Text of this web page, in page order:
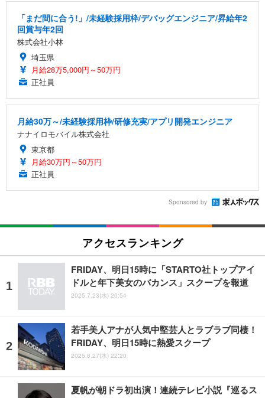
「まだ間に合う!」/未経験採用枠/デバッグエンジニア/昇給年2
回賞与年2回
株式会社小林
埼玉県
月給28万5,000円～50万円
正社員
月給30万～/未経験採用枠/研修充実/アプリ開発エンジニア
ナナイロモバイル株式会社
東京都
月給30万円～50万円
正社員
Sponsored by
アクセスランキング
FRIDAY、明日15時に「STARTO社トップアイ
ドルと年下美女のバカンス」スクープを報道
2025.7.23(水) 20:54
若手美人アナが人気中堅芸人とラブラブ同棲！
FRIDAY、明日15時に熱愛スクープ
2025.8.27(水) 22:20
夏帆が朝ドラ初出演！連続テレビ小説『巡るス